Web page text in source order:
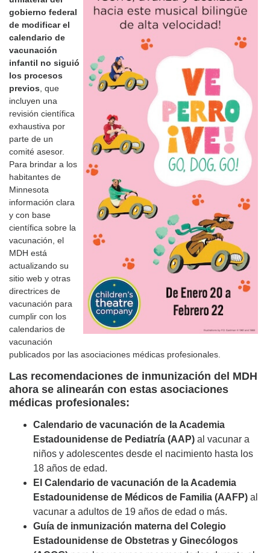
gobierno federal
de modificar el
calendario de
vacunación
infantil no siguió
los procesos
previos, que
incluyen una
revisión científica
exhaustiva por
parte de un
comité asesor.
Para brindar a los
habitantes de
Minnesota
información clara
y con base
científica sobre la
vacunación, el
MDH está
actualizando su
sitio web y otras
directrices de
vacunación para
cumplir con los
calendarios de
vacunación
publicados por las asociaciones médicas profesionales.
Las recomendaciones de inmunización del MDH
ahora se alinearán con estas asociaciones
médicas profesionales:
Calendario de vacunación de la Academia
Estadounidense de Pediatría (AAP) al vacunar a
niños y adolescentes desde el nacimiento hasta los
18 años de edad.
El Calendario de vacunación de la Academia
Estadounidense de Médicos de Familia (AAFP) al
vacunar a adultos de 19 años de edad o más.
Guía de inmunización materna del Colegio
Estadounidense de Obstetras y Ginecólogos